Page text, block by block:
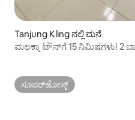
Tanjung Kling ನಲ್ಲಿ ಮನೆ
ಮಲಕ್ಕಾ ಟೌನ್‌ಗೆ 15 ನಿಮಿಷಗಳು! 2
ಸೂಪರ್‌ಹೋಸ್ಟ್
ಸೂಪರ್‌ಹೋಸ್ಟ್